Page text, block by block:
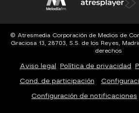
© Atresmedia Corporación de Medios de
Graciosa 13, 28703, S.S. de los Reyes,
derechos
Aviso legal Política de privacidad
Cond. de participación
Configuración de notificaciones